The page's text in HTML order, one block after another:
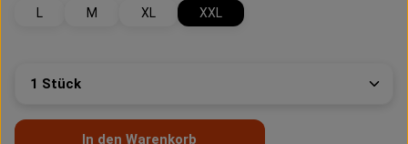
M XL XXL
Produkt Anzahl: Gib den gewünschten Wert ein
In den Warenkorb